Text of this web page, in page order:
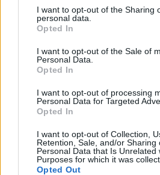
not limited to your visit or usage
grant or deny consent to Google
use your data for below specified
consent section.
I want to opt-out of the Sharing
personal data.
Opted In
I want to opt-out of the Sale of
Personal Data.
Opted In
I want to opt-out of processing
Personal Data for Targeted
Opted In
I want to opt-out of Collection,
Retention, Sale, and/or Sharing
Personal Data that Is Unrelated
Purposes for which it was
Opted Out
Stavkovni zbor zdravnikov v URI
odločil, da bo sledil mnenju
je vladni odlok o opravljanju
stavke neustaven in nezakonit. V
posebnimi potrebami bodo tako
le paciente, ki so stari do 18 in
Vir: STA